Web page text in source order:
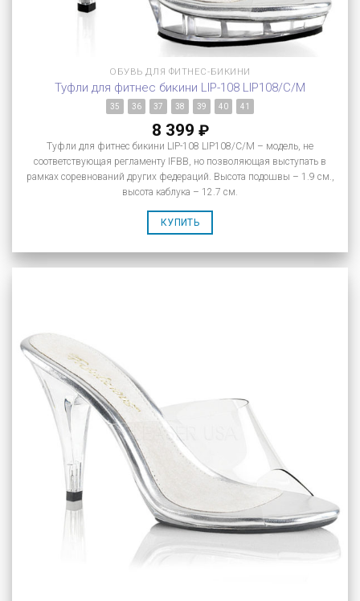
ОБУВЬ ДЛЯ ФИТНЕС-БИКИНИ
Туфли для фитнес бикини LIP-108 LIP108/C/M
35 36 37 38 39 40 41
8 399 ₽
Туфли для фитнес бикини LIP-108 LIP108/C/M – модель, не
соответствующая регламенту IFBB, но позволяющая выступать в
рамках соревнований других федераций. Высота подошвы – 1.9 см.,
высота каблука – 12.7 см.
КУПИТЬ